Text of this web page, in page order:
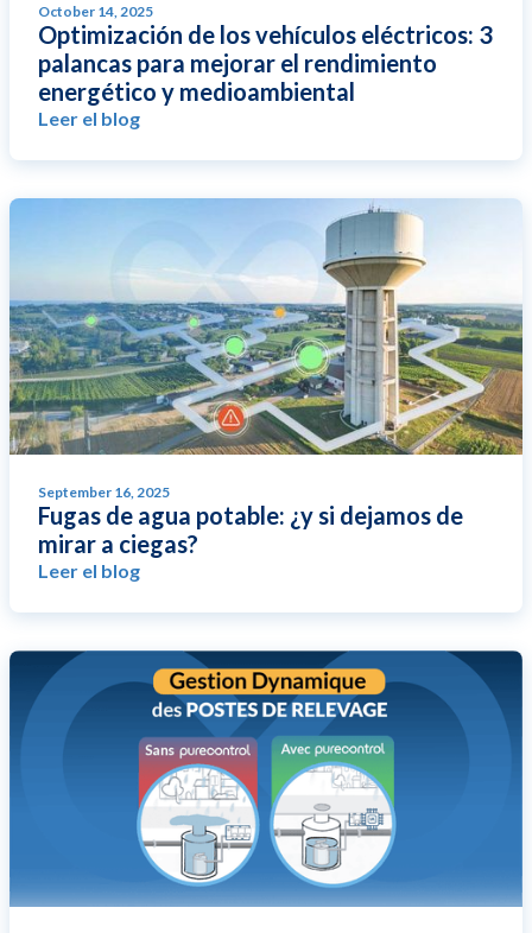
October 14, 2025
Optimización de los vehículos eléctricos: 3
palancas para mejorar el rendimiento
energético y medioambiental
Leer el blog
September 16, 2025
Fugas de agua potable: ¿y si dejamos de
mirar a ciegas?
Leer el blog